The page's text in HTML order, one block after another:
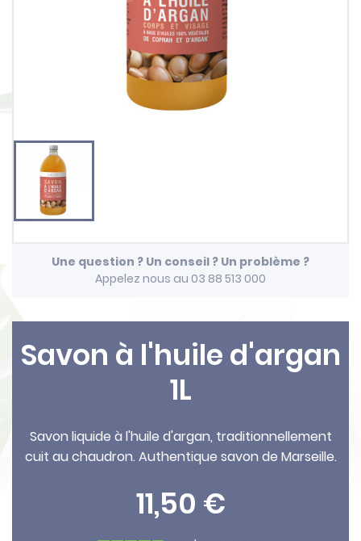
Une question ? Un conseil ? Un problème ?
Appelez nous au 03 88 513 000
Savon à l'huile d'argan
1L
Savon liquide à l'huile d'argan, traditionnellement
cuit au chaudron. Authentique savon de Marseille.
11,50 €